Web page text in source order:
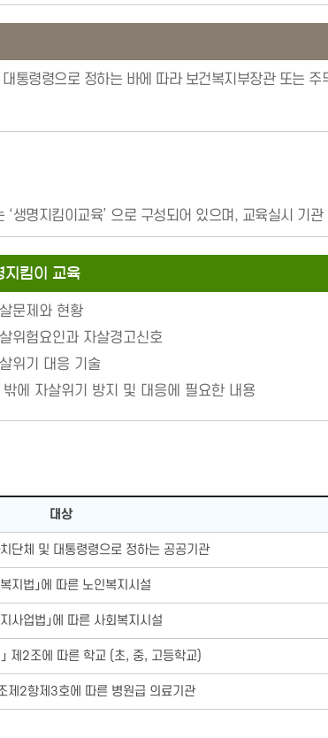
통령령으로 정하는 바에 따라 보건복지부장관 또는 주
생명지킴이교육’ 으로 구성되어 있으며, 교육실시 기
지킴이 교육
문제와 현황
위험요인과 자살경고신호
위기 대응 기술
밖에 자살위기 방지 및 대응에 필요한 내용
대상
단체 및 대통령령으로 정하는 공공기관
복지법」에 따른 노인복지시설
지사업법」에 따른 사회복지시설
」 제2조에 따른 학교 (초, 중, 고등학교)
조제2항제3호에 따른 병원급 의료기관